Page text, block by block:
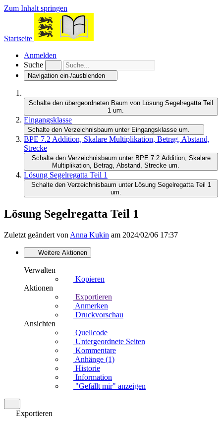
Zum Inhalt springen
Startseite
Anmelden
Suche
Navigation ein-/ausblenden
Schalte den übergeordneten Baum von Lösung Segelregatta Teil
1 um.
Eingangsklasse
Schalte den Verzeichnisbaum unter Eingangsklasse um.
BPE 7.2 Addition, Skalare Multiplikation, Betrag, Abstand,
Strecke
Schalte den Verzeichnisbaum unter BPE 7.2 Addition, Skalare
Multiplikation, Betrag, Abstand, Strecke um.
Lösung Segelregatta Teil 1
Schalte den Verzeichnisbaum unter Lösung Segelregatta Teil 1
um.
Lösung Segelregatta Teil 1
Zuletzt geändert von Anna Kukin am 2024/02/06 17:37
Weitere Aktionen
Verwalten
Kopieren
Aktionen
Exportieren
Anmerken
Druckvorschau
Ansichten
Quellcode
Untergeordnete Seiten
Kommentare
Anhänge (1)
Historie
Information
"Gefällt mir" anzeigen
Exportieren